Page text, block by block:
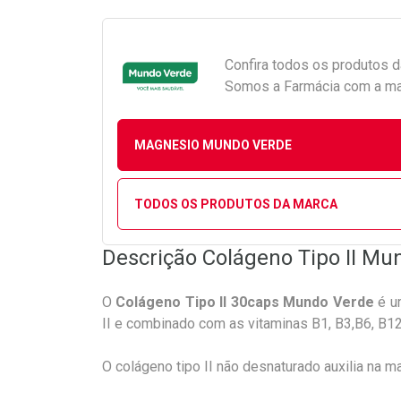
Confira todos os produtos
Somos a Farmácia com a
MAGNESIO MUNDO VERDE
TODOS OS PRODUTOS DA MARCA
Descrição Colágeno Tipo II
O Colágeno Tipo II 30caps Mundo Verdeé
II e combinado com as vitaminas B1, B3,B6,
O colágeno tipo II não desnaturado auxilia na